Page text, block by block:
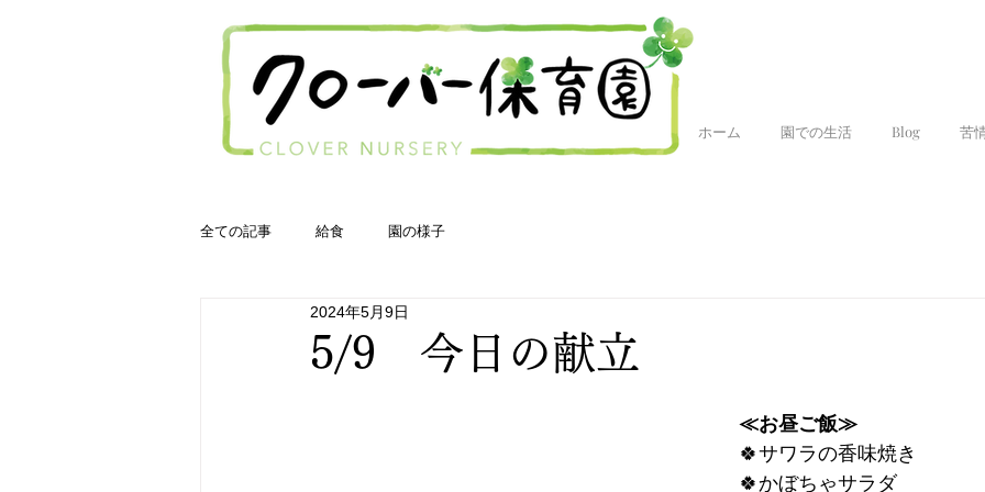
ホーム 園での生活 Blog 苦
全ての記事 給食 園の様子
5/9 今日の献立
2024年5月9日
≪お昼ご飯≫
🍀サワラの香味焼き
🍀かぼちゃサラダ